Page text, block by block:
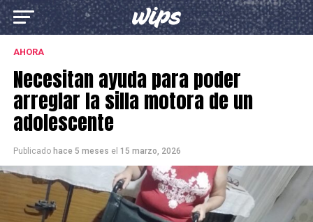
AHORA
Necesitan ayuda para poder
arreglar la silla motora de un
adolescente
Publicado hace 5 meses el 15 marzo, 2026